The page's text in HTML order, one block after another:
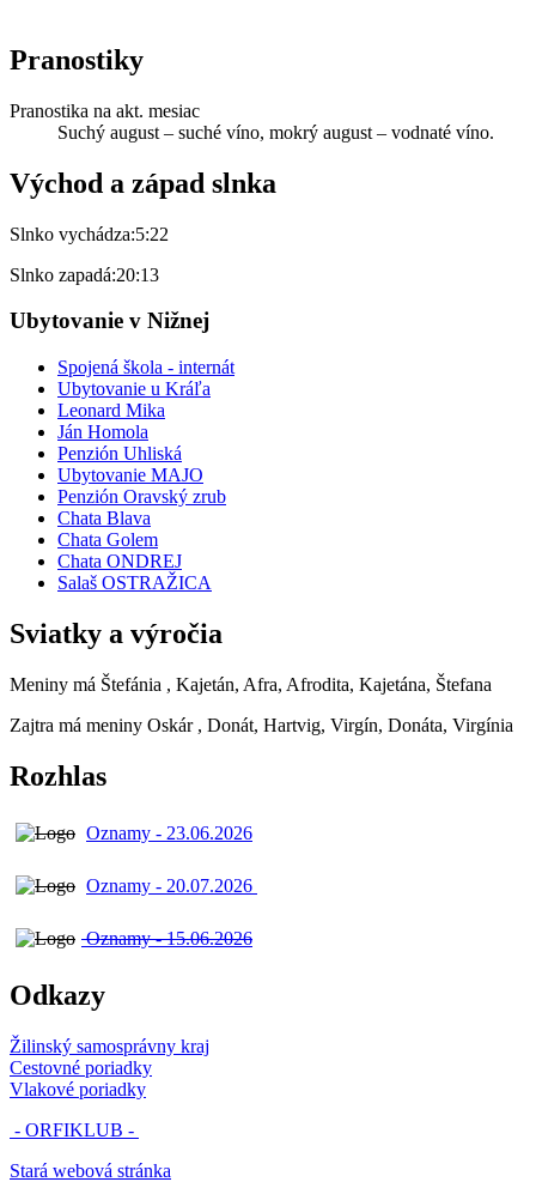
Pranostiky
Pranostika na akt. mesiac
Suchý august – suché víno, mokrý august – vodnaté víno.
Východ a západ slnka
Slnko vychádza:5:22
Slnko zapadá:20:13
Ubytovanie v Nižnej
Spojená škola - internát
Ubytovanie u Kráľa
Leonard Mika
Ján Homola
Penzión Uhliská
Ubytovanie MAJO
Penzión Oravský zrub
Chata Blava
Chata Golem
Chata ONDREJ
Salaš OSTRAŽICA
Sviatky a výročia
Meniny má Štefánia , Kajetán, Afra, Afrodita, Kajetána, Štefana
Zajtra má meniny Oskár , Donát, Hartvig, Virgín, Donáta, Virgínia
Rozhlas
Oznamy - 23.06.2026
Oznamy - 20.07.2026
Oznamy - 15.06.2026
Odkazy
Žilinský samosprávny kraj
Cestovné poriadky
Vlakové poriadky
- ORFIKLUB -
Stará webová stránka